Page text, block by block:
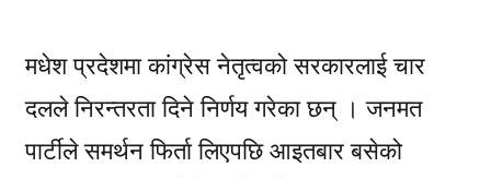
मधेश प्रदेशमा कांग्रेस नेतृत्वको सरकारलाई चार
दलले निरन्तरता दिने निर्णय गरेका छन् । जनमत
पार्टीले समर्थन फिर्ता लिएपछि आइतबार बसेको